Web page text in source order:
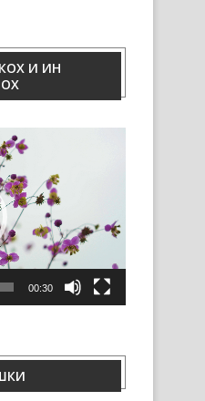
И ИН
00:30